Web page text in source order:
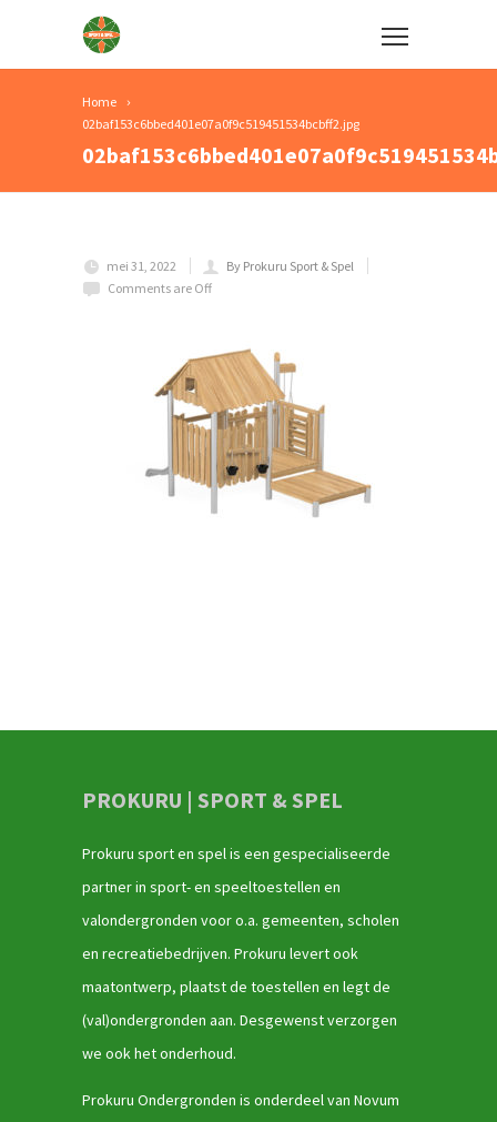
Home
02baf153c6bbed401e07a0f9c519451534bcbff2.jpg
mei 31, 2022
By Prokuru Sport & Spel
Comments are Off
PROKURU | SPORT & SPEL
Prokuru sport en spel is een gespecialiseerde
partner in sport- en speeltoestellen en
valondergronden voor o.a. gemeenten, scholen
en recreatiebedrijven. Prokuru levert ook
maatontwerp, plaatst de toestellen en legt de
(val)ondergronden aan. Desgewenst verzorgen
we ook het onderhoud.
Prokuru Ondergronden is onderdeel van Novum